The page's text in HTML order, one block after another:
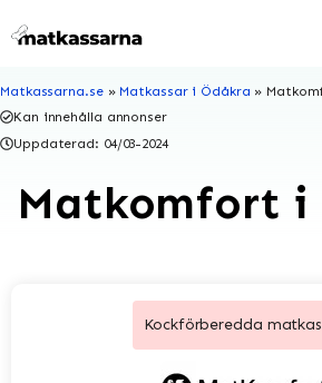
till
Matkassarna.se» Matkassar i Ödåkra »
Kan innehålla annonser
Uppdaterad: 04/03-2024
Matkomfort i
Kockförberedda